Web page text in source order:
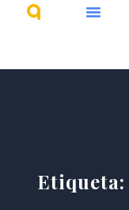
Etiqueta: